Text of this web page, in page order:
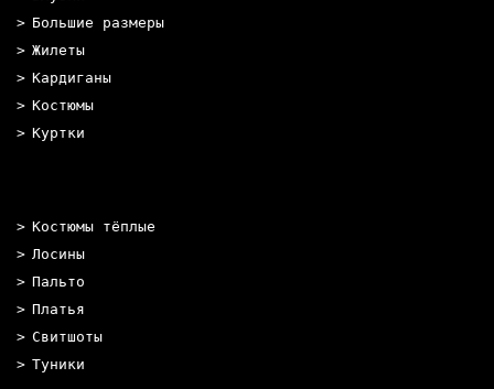
Большие размеры
Жилеты
Кардиганы
Костюмы
Куртки
Костюмы тёплые
Лосины
Пальто
Платья
Свитшоты
Туники